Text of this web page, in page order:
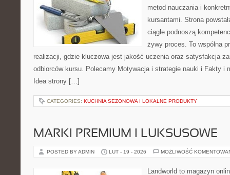
metod nauczania i
kursantami. Strona
ciągle podnoszą
żywy proces. To wspólna
realizacji, gdzie kluczowa jest jakość uczenia oraz satysfakcja
odbiorców kursu. Polecamy Motywacja i strategie nauki i Fakty i
Idea strony […]
CATEGORIES: KUCHNIA SEZONOWA I LOKALNE PRODUKTY
MARKI PREMIUM I LUKSUSOWE
POSTED BY ADMIN LUT - 19 - 2026 MOŻLIWOŚĆ
Landworld to magazyn